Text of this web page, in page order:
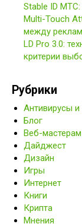
Stable ID МТС:
Multi-Touch
между
LD Pro 3.0:
критерии
Рубрики
Антивирусы и
Блог
Веб-мастерам
Дайджест
Дизайн
Игры
Интернет
Книги
Крипта
Мнения